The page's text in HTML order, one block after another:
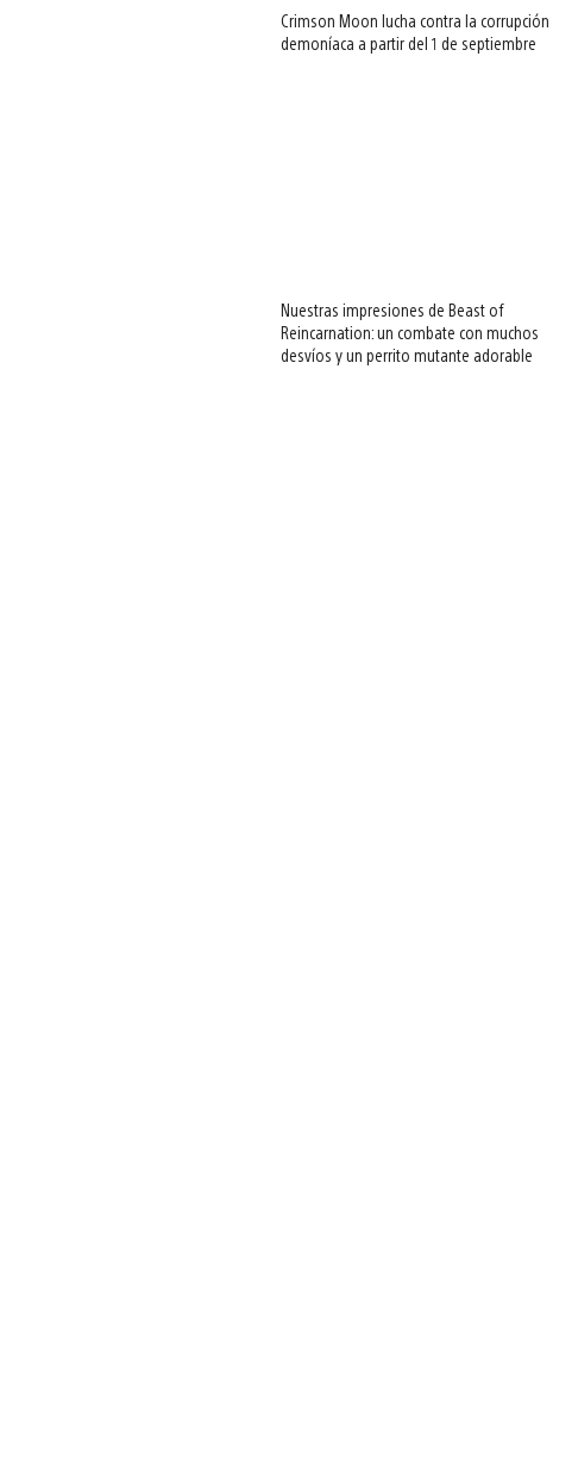
Crimson Moon lucha contra la corrupción
demoníaca a partir del 1 de septiembre
Nuestras impresiones de Beast of
Reincarnation: un combate con muchos
desvíos y un perrito mutante adorable